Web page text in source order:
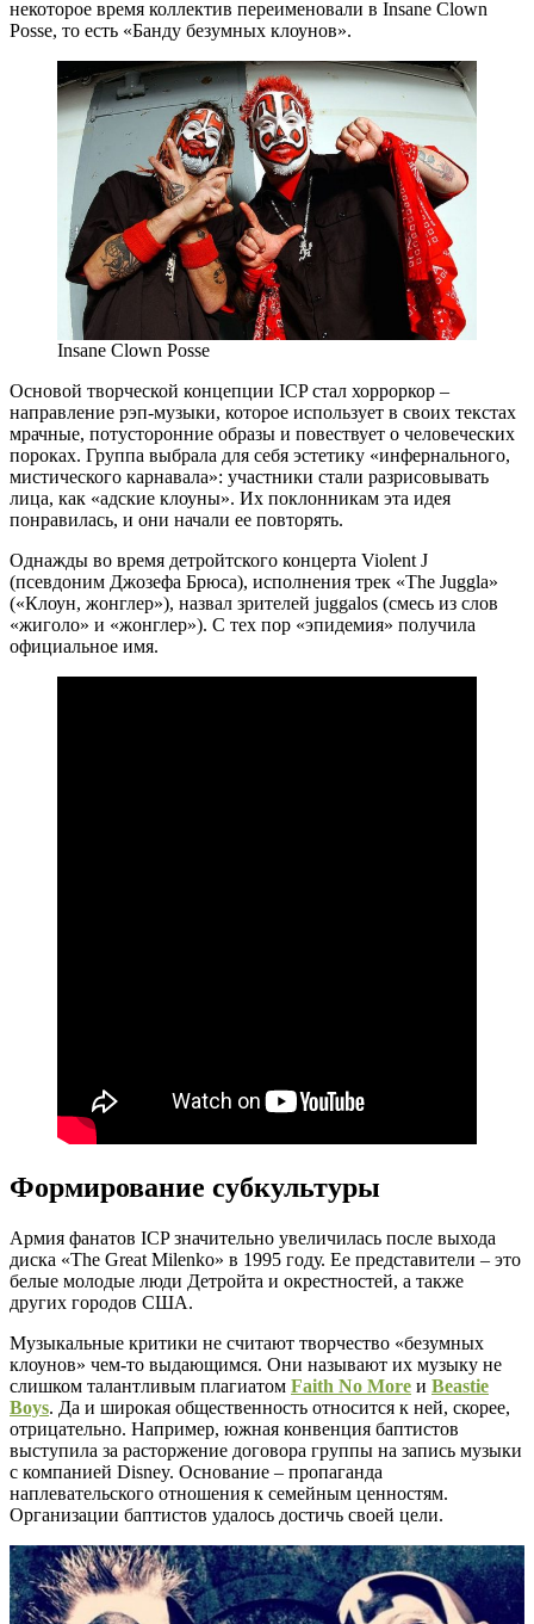
некоторое время коллектив переименовали в Insane Clown
Posse, то есть «Банду безумных клоунов».
Insane Clown Posse
Основой творческой концепции ICP стал хорроркор –
направление рэп-музыки, которое использует в своих текстах
мрачные, потусторонние образы и повествует о человеческих
пороках. Группа выбрала для себя эстетику «инфернального,
мистического карнавала»: участники стали разрисовывать
лица, как «адские клоуны». Их поклонникам эта идея
понравилась, и они начали ее повторять.
Однажды во время детройтского концерта Violent J
(псевдоним Джозефа Брюса), исполнения трек «The Juggla»
(«Клоун, жонглер»), назвал зрителей juggalos (смесь из слов
«жиголо» и «жонглер»). С тех пор «эпидемия» получила
официальное имя.
Формирование субкультуры
Армия фанатов ICP значительно увеличилась после выхода
диска «The Great Milenko» в 1995 году. Ее представители – это
белые молодые люди Детройта и окрестностей, а также
других городов США.
Музыкальные критики не считают творчество «безумных
клоунов» чем-то выдающимся. Они называют их музыку не
слишком талантливым плагиатом Faith No More и Beastie
Boys. Да и широкая общественность относится к ней, скорее,
отрицательно. Например, южная конвенция баптистов
выступила за расторжение договора группы на запись музыки
с компанией Disney. Основание – пропаганда
наплевательского отношения к семейным ценностям.
Организации баптистов удалось достичь своей цели.